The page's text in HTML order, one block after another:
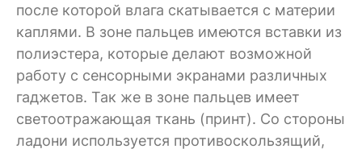
после которой влага скатывается с материи
каплями. В зоне пальцев имеются вставки из
полиэстера, которые делают возможной
работу с сенсорными экранами различных
гаджетов. Так же в зоне пальцев имеет
светоотражающая ткань (принт). Со стороны
ладони используется противоскользящий,